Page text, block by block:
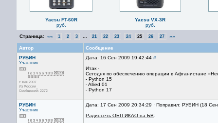
Yaesu FT-60R
руб.
Yaesu VX-3R
руб.
Страница: «« 1 2 3 21 22 23 24 25 26 27 »»
Автор
Сообщение
РУБИН
Участник
с янв 2007
Из России
Сообщений: 2272
Дата: 16 Сен 2009 19:42:44 #
Итак -
Сегодня по обеспечению операции в Афганистане
- Python 15
- Allied 01
- Python 17
РУБИН
Участник
Дата: 17 Сен 2009 20:34:29 · Поправил: РУБИН (18
Радиосеть ОБП ИКАО на БВ: